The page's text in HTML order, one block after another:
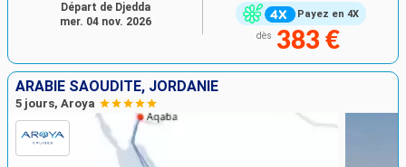
Payez en 4X
dès 383 €
Départ de Djedda
mer. 04 nov. 2026
ARABIE SAOUDITE, JORDANIE
5 jours, Aroya